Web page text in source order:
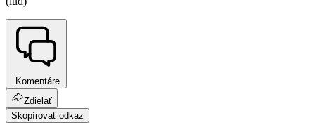
Komentáre
Zdielať
Skopírovať odkaz